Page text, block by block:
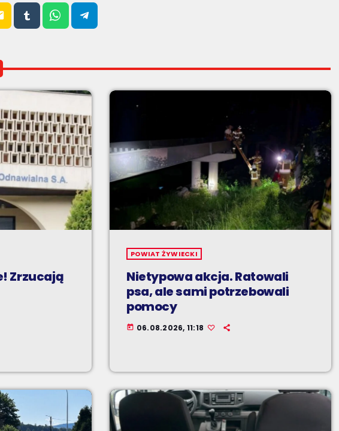
Zrzucają
POWIAT ŻYWIECKI
Nietypowa akcja. Ratowali
psa, ale sami potrzebowali
pomocy
today 06.08.2026, 11:18